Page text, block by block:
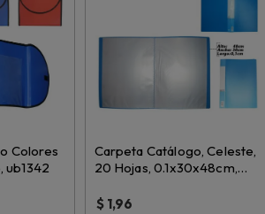
Colores
ub1342
Carpeta Catálogo, Celeste,
20 Hojas, 0.1x30x48cm,
$ 1,96